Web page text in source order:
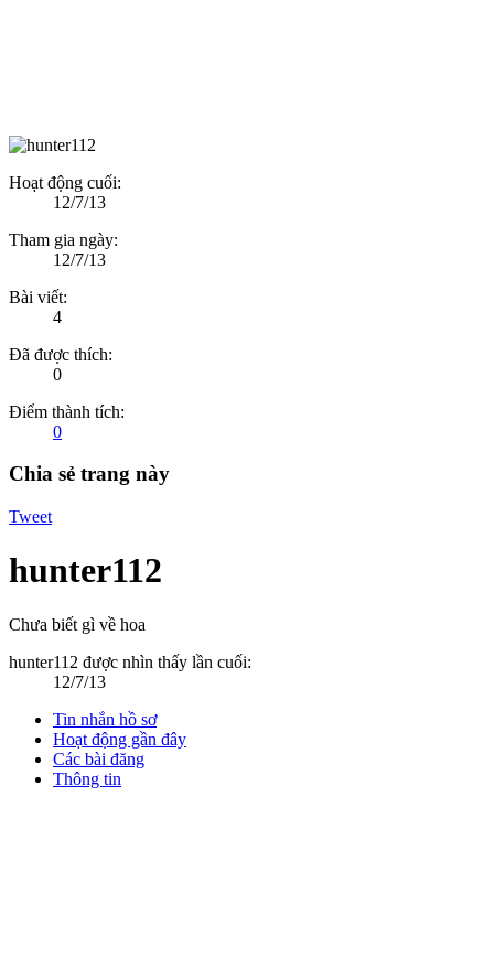
Hoạt động cuối:
12/7/13
Tham gia ngày:
12/7/13
Bài viết:
4
Đã được thích:
0
Điểm thành tích:
0
Chia sẻ trang này
Tweet
hunter112
Chưa biết gì về hoa
hunter112 được nhìn thấy lần cuối:
12/7/13
Tin nhắn hồ sơ
Hoạt động gần đây
Các bài đăng
Thông tin